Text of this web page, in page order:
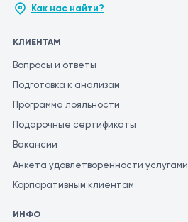
Как нас найти?
КЛИЕНТАМ
Вопросы и ответы
Подготовка к анализам
Программа лояльности
Подарочные сертификаты
Вакансии
Анкета удовлетворенности услугами
Корпоративным клиентам
ИНФО